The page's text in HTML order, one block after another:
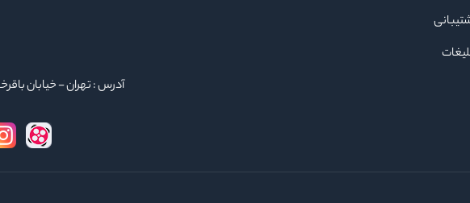
آدرس : تهران - خیابان باقرخان پلاک ۱۰۳